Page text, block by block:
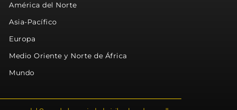
América del Norte
Asia-Pacífico
Europa
Medio Oriente y Norte de África
Mundo